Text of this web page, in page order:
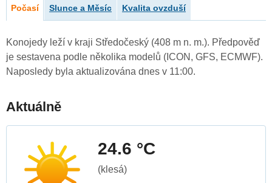
Počasí Slunce a Měsíc Kvalita ovzduší
Konojedy leží v kraji Středočeský (408 m n. m.). Předpověď
je sestavena podle několika modelů (ICON, GFS, ECMWF).
Naposledy byla aktualizována dnes v 11:00.
Aktuálně
24.6 °C
(klesá)